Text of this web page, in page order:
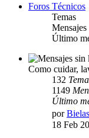
Foros Técnicos
Temas
Mensajes
Último
Como cuidar,
132
1149
Último
porBielas
18 Feb